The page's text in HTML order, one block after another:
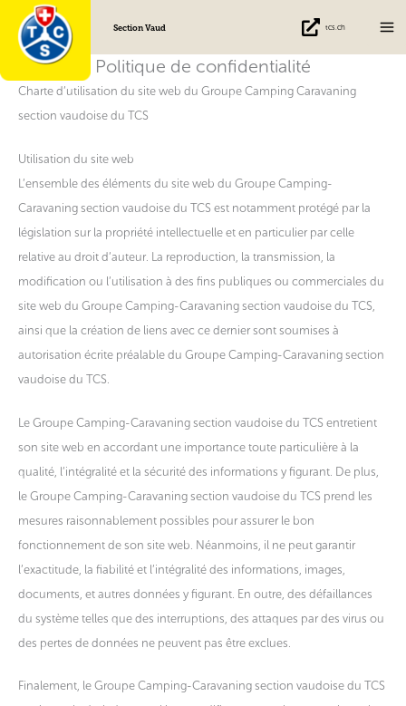
Aller
contenu
Section Vaud tcs.ch
Politique de confidentialité
Charte d’utilisation du site web du Groupe Camping Caravaning
section vaudoise du TCS
Utilisation du site web
L’ensemble des éléments du site web du Groupe Camping-
Caravaning section vaudoise du TCS est notamment protégé par la
législation sur la propriété intellectuelle et en particulier par celle
relative au droit d’auteur. La reproduction, la transmission, la
modification ou l’utilisation à des fins publiques ou commerciales du
site web du Groupe Camping-Caravaning section vaudoise du TCS,
ainsi que la création de liens avec ce dernier sont soumises à
autorisation écrite préalable du Groupe Camping-Caravaning section
vaudoise du TCS.
Le Groupe Camping-Caravaning section vaudoise du TCS entretient
son site web en accordant une importance toute particulière à la
qualité, l’intégralité et la sécurité des informations y figurant. De plus,
le Groupe Camping-Caravaning section vaudoise du TCS prend les
mesures raisonnablement possibles pour assurer le bon
fonctionnement de son site web. Néanmoins, il ne peut garantir
l’exactitude, la fiabilité et l’intégralité des informations, images,
documents, et autres données y figurant. En outre, des défaillances
du système telles que des interruptions, des attaques par des virus ou
des pertes de données ne peuvent pas être exclues.
Finalement, le Groupe Camping-Caravaning section vaudoise du TCS